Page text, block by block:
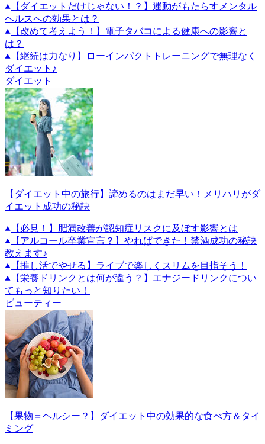
【ダイエットだけじゃない！？】運動がもたらすメンタル
ヘルスへの効果とは？
【改めて考えよう！】電子タバコによる健康への影響と
は？
【継続は力なり】ローインパクトトレーニングで無理なく
ダイエット♪
ダイエット
【ダイエット中の旅行】諦めるのはまだ早い！メリハリがダ
イエット成功の秘訣
【必見！】肥満改善が認知症リスクに及ぼす影響とは
【アルコール卒業宣言？】やればできた！禁酒成功の秘訣
教えます♪
【推し活でやせる】ライブで楽しくスリムを目指そう！
【栄養ドリンクとは何が違う？】エナジードリンクについ
てもっと知りたい！
ビューティー
【果物＝ヘルシー？】ダイエット中の効果的な食べ方＆タイ
ミング